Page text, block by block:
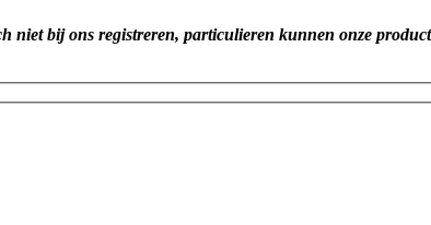
bij ons registreren, particulieren kunnen onze